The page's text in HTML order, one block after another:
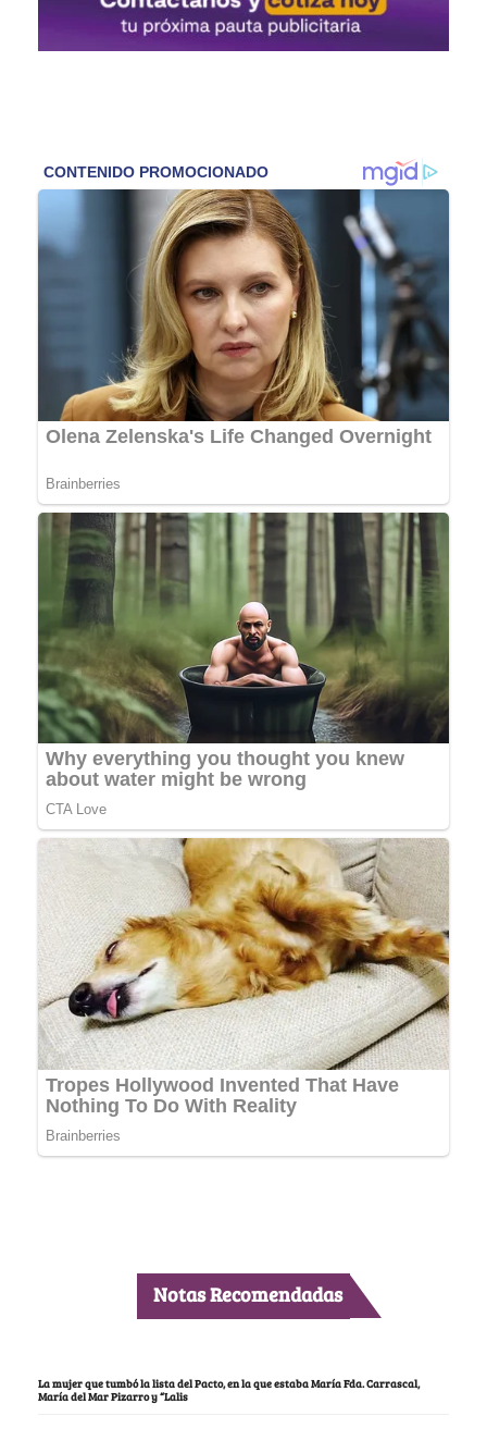
Notas Recomendadas
La mujer que tumbó la lista del Pacto, en la que estaba María Fda. Carrascal,
María del Mar Pizarro y “Lalis